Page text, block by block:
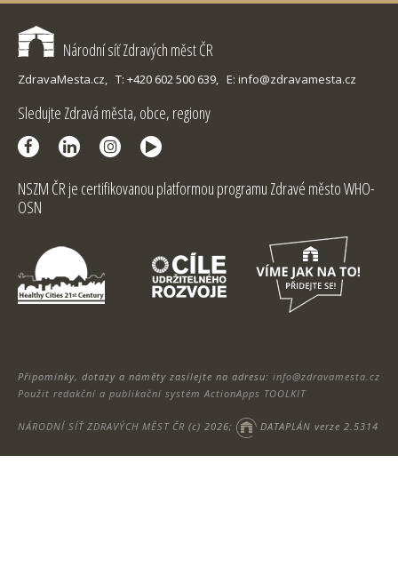
Národní síť Zdravých měst ČR
ZdravaMesta.cz, T: +420 602 500 639, E: info@zdravamesta.cz
Sledujte Zdravá města, obce, regiony
NSZM ČR je certifikovanou platformou programu Zdravé město WHO-
OSN
Připomínky, dotazy a náměty zasílejte na adresu: info@zdravamesta.cz
Použit redakční a publikační systém ActionApps TOOLKIT
NÁRODNÍ SÍŤ ZDRAVÝCH MĚST ČR (c) 2026; DATAPLÁN verze 2.5314